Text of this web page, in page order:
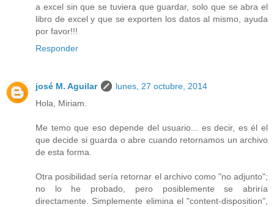
a excel sin que se tuviera que guardar, solo que se abra el
libro de excel y que se exporten los datos al mismo, ayuda
por favor!!!
Responder
josé M. Aguilar
lunes, 27 octubre, 2014
Hola, Miriam.
Me temo que eso depende del usuario... es decir, es él el
que decide si guarda o abre cuando retornamos un archivo
de esta forma.
Otra posibilidad sería retornar el archivo como "no adjunto";
no lo he probado, pero posiblemente se abriría
directamente. Simplemente elimina el "content-disposition",